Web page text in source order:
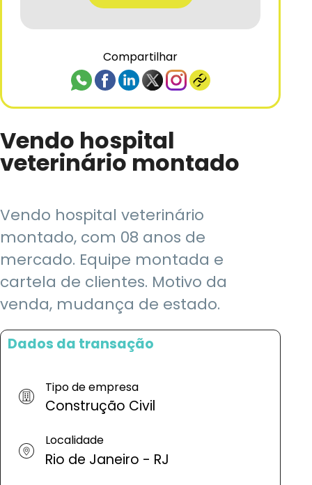
Compartilhar
Vendo hospital
veterinário montado
Vendo hospital veterinário
montado, com 08 anos de
mercado. Equipe montada e
cartela de clientes. Motivo da
venda, mudança de estado.
Dados da transação
Tipo de empresa
Construção Civil
Localidade
Rio de Janeiro - RJ